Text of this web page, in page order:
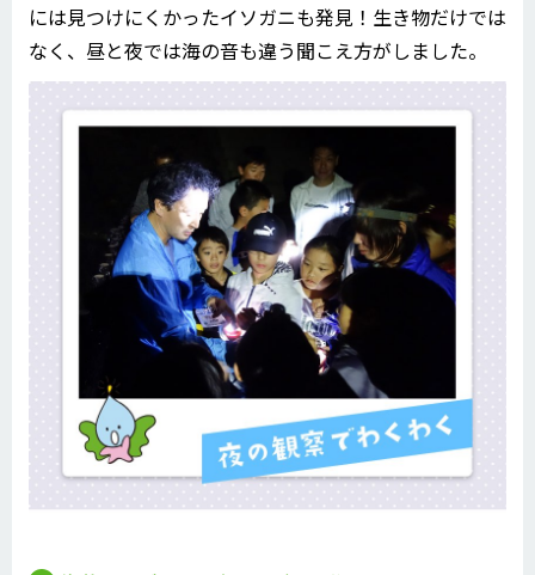
には見つけにくかったイソガニも発見！生き物だけでは
なく、昼と夜では海の音も違う聞こえ方がしました。